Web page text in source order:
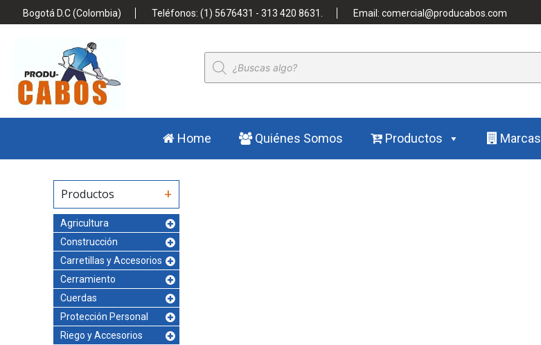
Bogotá D.C (Colombia) Teléfonos: (1) 5676431 - 313 420 8631. Email: comercial@producabos.com
Búsqueda
de
productos
Home Quiénes Somos Productos Marcas
Productos
Agricultura
Construcción
Carretillas y Accesorios
Cerramiento
Cuerdas
Protección Personal
Riego y Accesorios